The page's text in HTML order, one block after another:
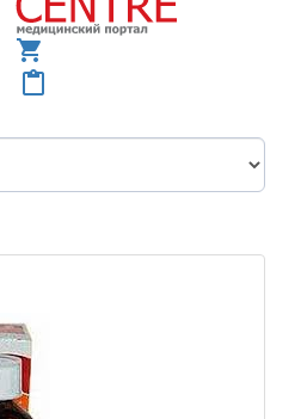
shopping_cart
content_paste